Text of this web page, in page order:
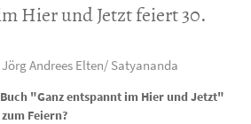
Hier und Jetzt feiert 30.
Andrees Elten/ Satyananda
"Ganz entspannt im Hier und Jetzt"
Feiern?